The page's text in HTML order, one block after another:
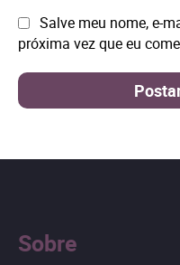
Site: Salve meu nome, e-
próxima vez que eu
Sobre